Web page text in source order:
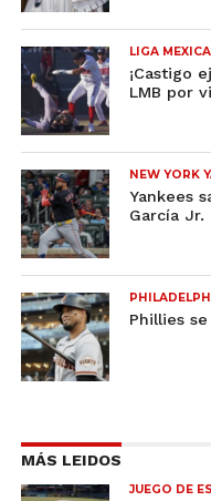
LIGA
¡Castigo
LMB por
NEW YORK
Yankees
García Jr.
Phillies
MÁS LEIDOS
JUEGO DE